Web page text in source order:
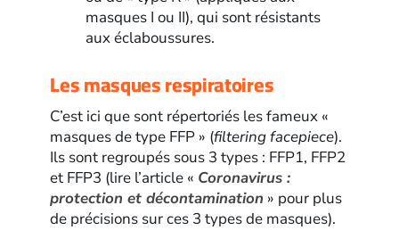
masques I ou II), qui sont résistants
aux éclaboussures.
Les masques respiratoires
C’est ici que sont répertoriés les fameux «
masques de type FFP » (filtering facepiece).
Ils sont regroupés sous 3 types : FFP1, FFP2
et FFP3 (lire l’article « Coronavirus :
protection et décontamination » pour plus
de précisions sur ces 3 types de masques).